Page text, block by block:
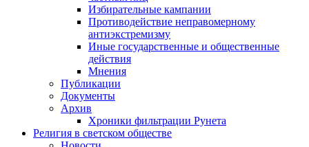
Избирательные кампании
Противодействие неправомерному
антиэкстремизму
Иные государственные и общественные
действия
Мнения
Публикации
Документы
Архив
Хроники фильтрации Рунета
Религия в светском обществе